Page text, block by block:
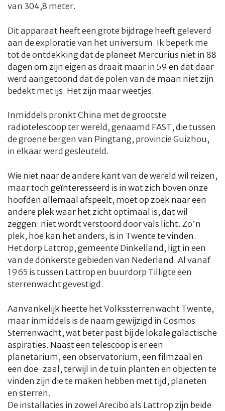
HOME COLUMNS WHAT'S NEW(S) ECONOMIE SPORT
CULTUUR RADIO ABONNEMENTDONERENMAGAZINE
AUTEURS ADVERTEREN ZOEKEN
van 304,8 meter.
Dit apparaat heeft een grote bijdrage heeft geleverd
aan de exploratie van het universum. Ik beperk me
tot de ontdekking dat de planeet Mercurius niet in 88
dagen om zijn eigen as draait maar in 59 en dat daar
werd aangetoond dat de polen van de maan niet zijn
bedekt met ijs. Het zijn maar weetjes.
Inmiddels pronkt China met de grootste
radiotelescoop ter wereld, genaamd FAST, die tussen
de groene bergen van Pingtang, provincie Guizhou,
in elkaar werd gesleuteld.
Wie niet naar de andere kant van de wereld wil reizen,
maar toch geïnteresseerd is in wat zich boven onze
hoofden allemaal afspeelt, moet op zoek naar een
andere plek waar het zicht optimaal is, dat wil
zeggen: niet wordt verstoord door vals licht. Zo’n
plek, hoe kan het anders, is in Twente te vinden.
Het dorp Lattrop, gemeente Dinkelland, ligt in een
van de donkerste gebieden van Nederland. Al vanaf
1965 is tussen Lattrop en buurdorp Tilligte een
sterrenwacht gevestigd.
Aanvankelijk heette hetVolkssterrenwacht Twente,
maar inmiddels is de naam gewijzigd in Cosmos
Sterrenwacht, wat beter past bij de lokale galactische
aspiraties. Naast een telescoop is er een
planetarium, een observatorium, een filmzaal en
een doe-zaal, terwijl in de tuin planten en objecten te
vinden zijn die te maken hebben met tijd, planeten
en sterren.
De installaties in zowel Arecibo als Lattrop zijn beide